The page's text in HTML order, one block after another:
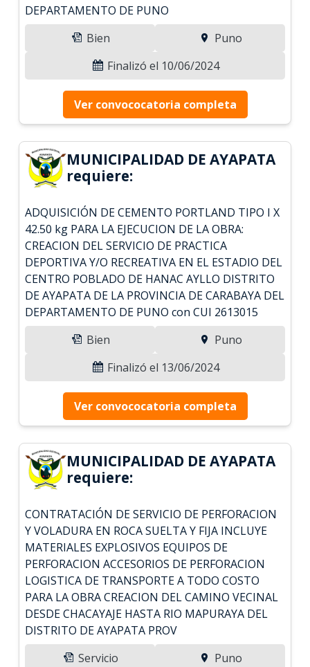
DEPARTAMENTO DE PUNO
Bien
Puno
Finalizó el 10/06/2024
Ver convococatoria completa
MUNICIPALIDAD DE AYAPATA
requiere:
ADQUISICIÓN DE CEMENTO PORTLAND TIPO I X
42.50 kg PARA LA EJECUCION DE LA OBRA:
CREACION DEL SERVICIO DE PRACTICA
DEPORTIVA Y/O RECREATIVA EN EL ESTADIO DEL
CENTRO POBLADO DE HANAC AYLLO DISTRITO
DE AYAPATA DE LA PROVINCIA DE CARABAYA DEL
DEPARTAMENTO DE PUNO con CUI 2613015
Bien
Puno
Finalizó el 13/06/2024
Ver convococatoria completa
MUNICIPALIDAD DE AYAPATA
requiere:
CONTRATACIÓN DE SERVICIO DE PERFORACION
Y VOLADURA EN ROCA SUELTA Y FIJA INCLUYE
MATERIALES EXPLOSIVOS EQUIPOS DE
PERFORACION ACCESORIOS DE PERFORACION
LOGISTICA DE TRANSPORTE A TODO COSTO
PARA LA OBRA CREACION DEL CAMINO VECINAL
DESDE CHACAYAJE HASTA RIO MAPURAYA DEL
DISTRITO DE AYAPATA PROV
Servicio
Puno